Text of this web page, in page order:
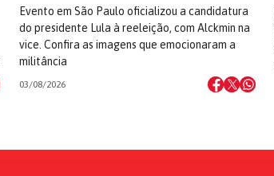
Evento em São Paulo oficializou a candidatura
do presidente Lula à reeleição, com Alckmin na
vice. Confira as imagens que emocionaram a
militância
03/08/2026